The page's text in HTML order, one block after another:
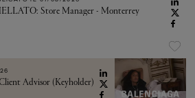
Store Manager - Monterrey
Advisor (Keyholder)